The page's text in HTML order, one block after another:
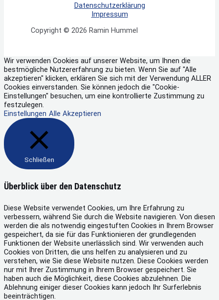
Datenschutzerklärung
Impressum
Copyright © 2026 Ramin Hummel
Wir verwenden Cookies auf unserer Website, um Ihnen die
bestmögliche Nutzererfahrung zu bieten. Wenn Sie auf "Alle
akzeptieren" klicken, erklären Sie sich mit der Verwendung ALLER
Cookies einverstanden. Sie können jedoch die "Cookie-
Einstellungen" besuchen, um eine kontrollierte Zustimmung zu
festzulegen.
Einstellungen Alle Akzeptieren
Schließen
Überblick über den Datenschutz
Diese Website verwendet Cookies, um Ihre Erfahrung zu
verbessern, während Sie durch die Website navigieren. Von diesen
werden die als notwendig eingestuften Cookies in Ihrem Browser
gespeichert, da sie für das Funktionieren der grundlegenden
Funktionen der Website unerlässlich sind. Wir verwenden auch
Cookies von Dritten, die uns helfen zu analysieren und zu
verstehen, wie Sie diese Website nutzen. Diese Cookies werden
nur mit Ihrer Zustimmung in Ihrem Browser gespeichert. Sie
haben auch die Möglichkeit, diese Cookies abzulehnen. Die
Ablehnung einiger dieser Cookies kann jedoch Ihr Surferlebnis
beeinträchtigen.